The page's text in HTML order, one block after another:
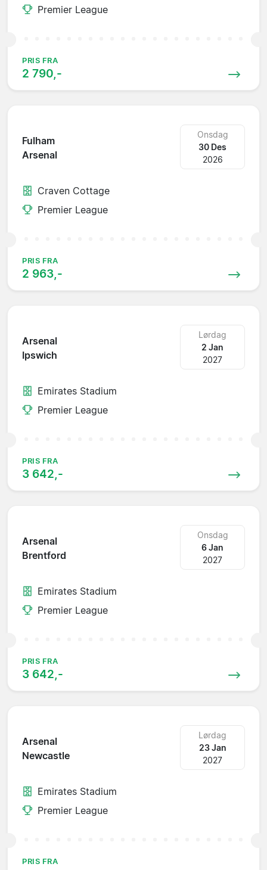
Premier League
PRIS FRA
2 790,-
Fulham
Arsenal
Onsdag
30 Des
2026
Craven Cottage
Premier League
PRIS FRA
2 963,-
Arsenal
Ipswich
Lørdag
2 Jan
2027
Emirates Stadium
Premier League
PRIS FRA
3 642,-
Arsenal
Brentford
Onsdag
6 Jan
2027
Emirates Stadium
Premier League
PRIS FRA
3 642,-
Arsenal
Newcastle
Lørdag
23 Jan
2027
Emirates Stadium
Premier League
PRIS FRA